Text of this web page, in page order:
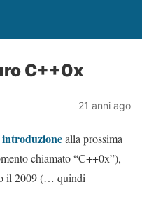
C++0x
21 anni ago
introduzionealla prossima
chiamato “C++0x”),
il 2009 (… quindi